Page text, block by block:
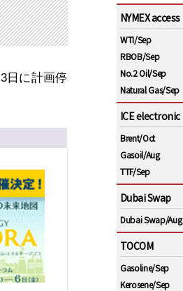
3日に計画停
NYMEX access
WTI/Sep
RBOB/Sep
No.2 Oil/Sep
Natural Gas/Sep
ICE electronic
Brent/Oct
Gasoil/Aug
TTF/Sep
Dubai Swap
Dubai Swap/Aug
TOCOM
Gasoline/Sep
Kerosene/Sep